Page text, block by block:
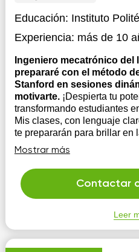
Educación: Instituto
Experiencia: más de 10
Ingeniero mecatrónico del
prepararé con el método
Stanford en sesiones
motivarte. ¡Despierta tu
transformando estudiantes
Mis clases, con lenguaje
te prepararán para brillar en
Soy paciente, flexible y
éxito. Responsabilidad,
Mostrar más
Contactar
Leer